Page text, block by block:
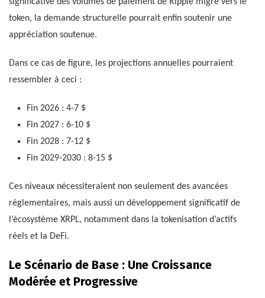
token, la demande structurelle pourrait enfin soutenir une
appréciation soutenue.
Dans ce cas de figure, les projections annuelles pourraient
ressembler à ceci :
Fin 2026 : 4-7 $
Fin 2027 : 6-10 $
Fin 2028 : 7-12 $
Fin 2029-2030 : 8-15 $
Ces niveaux nécessiteraient non seulement des avancées
réglementaires, mais aussi un développement significatif de
l’écosystème XRPL, notamment dans la tokenisation d’actifs
réels et la DeFi.
Le Scénario de Base : Une Croissance
Modérée et Progressive